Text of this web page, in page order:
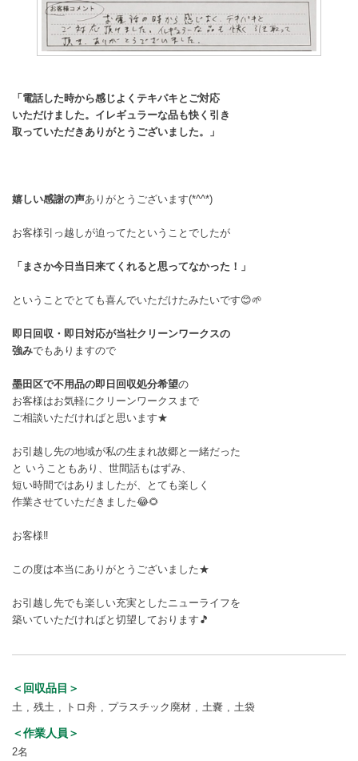
「電話した時から感じよくテキパキとご対応
いただけました。イレギュラーな品も快く引き
取っていただきありがとうございました。」
嬉しい感謝の声ありがとうございます(*^^*)
お客様引っ越しが迫ってたということでしたが
「まさか今日当日来てくれると思ってなかった！」
ということでとても喜んでいただけたみたいです😊🌱
即日回収・即日対応が当社クリーンワークスの
強みでもありますので
墨田区で不用品の即日回収処分希望の
お客様はお気軽にクリーンワークスまで
ご相談いただければと思います★
お引越し先の地域が私の生まれ故郷と一緒だった
と いうこともあり、世間話もはずみ、
短い時間ではありましたが、とても楽しく
作業させていただきました😂🌻
お客様‼️
この度は本当にありがとうございました★
お引越し先でも楽しい充実としたニューライフを
築いていただければと切望しております🎵
＜回収品目＞
土 残土 トロ舟 プラスチック廃材 土嚢 土袋
＜作業人員＞
2名